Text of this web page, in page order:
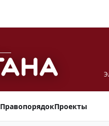
ПравопорядокПроекты